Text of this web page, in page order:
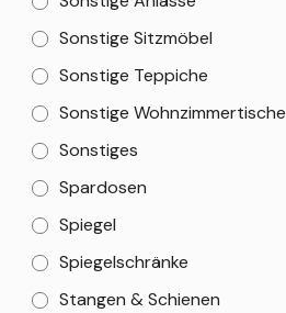
Sonstige Sitzmöbel
Sonstige Teppiche
Sonstige Wohnzimmertische
Sonstiges
Spardosen
Spiegel
Spiegelschränke
Stangen & Schienen